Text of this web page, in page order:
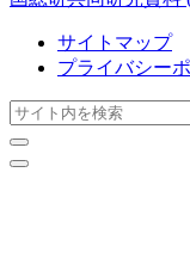
サイトマップ
プライバシー